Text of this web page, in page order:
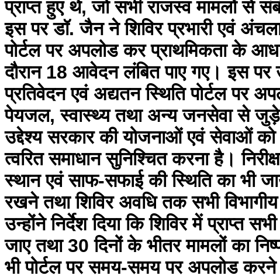
प्राप्त हुए थे, जो सभी राजस्व मामलों से
इस पर डॉ. जैन ने शिविर प्रभारी एवं
पोर्टल पर अपलोड कर प्राथमिकता के
दौरान 18 आवेदन लंबित पाए गए। इस पर
प्रतिवेदन एवं अद्यतन स्थिति पोर्टल पर
पेयजल, स्वास्थ्य तथा अन्य जनसेवा से जुड़े
उद्देश्य सरकार की योजनाओं एवं सेवाओं
त्वरित समाधान सुनिश्चित करना है।
स्थान एवं साफ-सफाई की स्थिति का भी
रखने तथा शिविर अवधि तक सभी विभागीय
उन्होंने निर्देश दिया कि शिविर में प्राप्त
जाए तथा 30 दिनों के भीतर मामलों का
भी पोर्टल पर समय-समय पर अपलोड